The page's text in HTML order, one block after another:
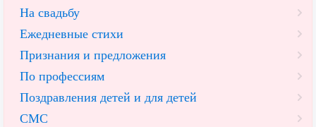
На свадьбу
Ежедневные стихи
Признания и предложения
По профессиям
Поздравления детей и для детей
СМС